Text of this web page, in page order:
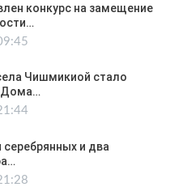
конкурс на замещение
Чишмикиой стало
Дома…
серебрянных и два